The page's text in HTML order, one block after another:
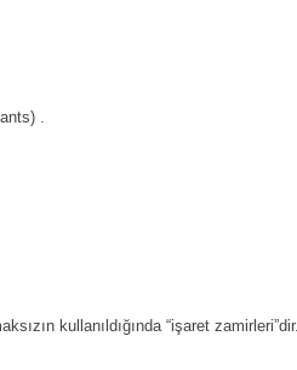
.
kullanıldığında “işaret zamirleri”dir.